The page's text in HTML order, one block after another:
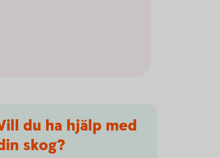
du ha hjälp med
skog?